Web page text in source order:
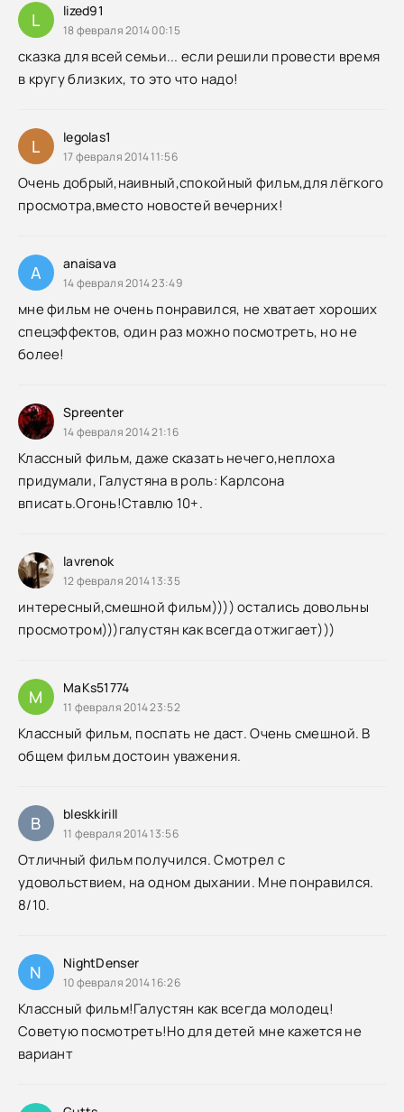
L lized91
18 февраля 2014 00:15
сказка для всей семьи... если решили провести время
в кругу близких, то это что надо!
L legolas1
17 февраля 2014 11:56
Очень добрый,наивный,спокойный фильм,для лёгкого
просмотра,вместо новостей вечерних!
A anaisava
14 февраля 2014 23:49
мне фильм не очень понравился, не хватает хороших
спецэффектов, один раз можно посмотреть, но не
более!
Spreenter
14 февраля 2014 21:16
Классный фильм, даже сказать нечего,неплоха
придумали, Галустяна в роль: Карлсона
вписать.Огонь!Ставлю 10+.
lavrenok
12 февраля 2014 13:35
интересный,смешной фильм)))) остались довольны
просмотром)))галустян как всегда отжигает)))
M MaKs51774
11 февраля 2014 23:52
Классный фильм, поспать не даст. Очень смешной. В
общем фильм достоин уважения.
B bleskkirill
11 февраля 2014 13:56
Отличный фильм получился. Смотрел с
удовольствием, на одном дыхании. Мне понравился.
8/10.
N NightDenser
10 февраля 2014 16:26
Классный фильм!Галустян как всегда молодец!
Советую посмотреть!Но для детей мне кажется не
вариант